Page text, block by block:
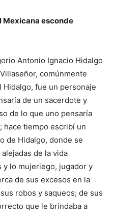
Mexicana esconde
Antonio Ignacio Hidalgo
comúnmente
fue un personaje
de un sacerdote y
de lo que uno pensaría
hace tiempo escribí un
de Hidalgo, donde se
de la vida
y lo mujeriego, jugador y
de sus excesos en la
robos y saqueos; de sus
que le brindaba a